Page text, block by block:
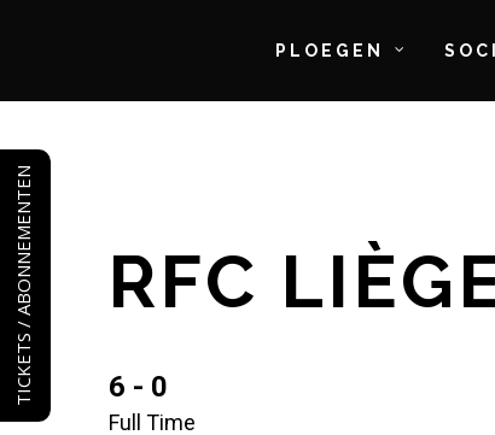
to
main
content
PLOEGEN
RFC
6 - 0
Full Time
TICKETS / ABONNEMENTEN